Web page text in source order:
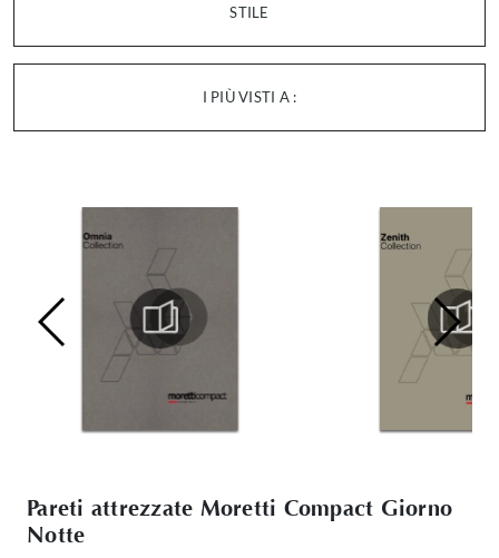
STILE
I PIÙ VISTI A :
Pareti attrezzate Moretti Compact Giorno
Notte